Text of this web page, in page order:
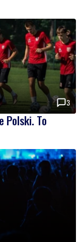
3
Polski. To